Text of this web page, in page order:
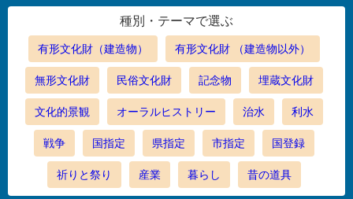
種別・テーマで選ぶ
有形文化財（建造物） 有形文化財 （建造物以外）
無形文化財 民俗文化財 記念物 埋蔵文化財
文化的景観 オーラルヒストリー 治水 利水
戦争 国指定 県指定 市指定 国登録
祈りと祭り 産業 暮らし 昔の道具